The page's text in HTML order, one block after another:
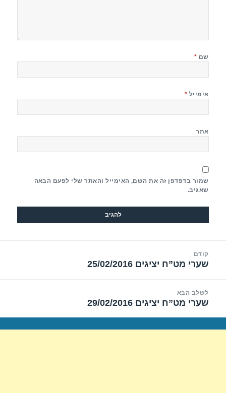
שם *
אימייל *
אתר
שמור בדפדפן זה את השם, האימייל והאתר שלי לפעם הבאה
שאגיב.
קודם
הפוסט
שערי מט”ח יציגים 25/02/2016
לשלב הבא
הפוסט
שערי מט”ח יציגים 29/02/2016